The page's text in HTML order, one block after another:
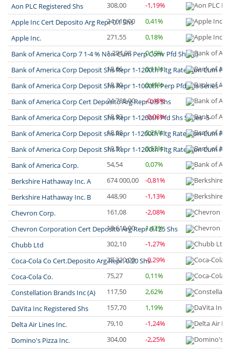
Aon PLC Registered Shs
308,00
-1,19%
Apple Inc Cert Deposito Arg Repr 0.1 Shs
24 610,00
0,41%
Apple Inc.
271,55
0,18%
Bank of America Corp 7 1-4 % Non-Cum Perp Conv Pfd Shs (L)
1 294,98
0,19%
Bank of America Corp Deposit Shs Repr 1-1200th Fltg Rate Non Cum Pfd
18,66
0,11%
Bank of America Corp Deposit Shs Repr 1-1000th Perp Pfd Shs Series -E-
18,30
0,49%
Bank of America Corp Cert Deposito Arg Repr 0.5 Shs
24 780,00
-0,48%
Bank of America Corp Deposit Shs Repr 1-1200th Pfd Shs Series -5-
18,93
-0,08%
Bank of America Corp Deposit shs Repr 1-1200th Fltg Rate Non-Cum Pfd
18,68
0,21%
Bank of America Corp Deposit Shs Repr 1-1200th Fltg Rate Non Cum Pfd
19,51
0,52%
Bank of America Corp.
54,54
0,07%
Berkshire Hathaway Inc. A
674 000,00
-0,81%
Berkshire Hathaway Inc. B
448,90
-1,13%
Chevron Corp.
161,08
-2,08%
Chevron Corporation Cert Deposito Arg Repr 0.125 Shs
18 610,00
1,42%
Chubb Ltd
302,10
-1,27%
Coca-Cola Co Cert.Deposito Arg.Repr. 0.20 Shs
27 320,00
-0,29%
Coca-Cola Co.
75,27
0,11%
Constellation Brands Inc (A)
117,50
2,62%
DaVita Inc Registered Shs
157,70
1,19%
Delta Air Lines Inc.
79,10
-1,24%
Domino's Pizza Inc.
304,00
-2,25%